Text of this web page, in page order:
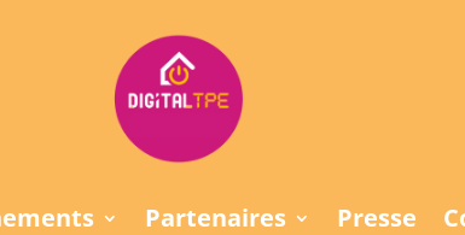
Partenaires Presse